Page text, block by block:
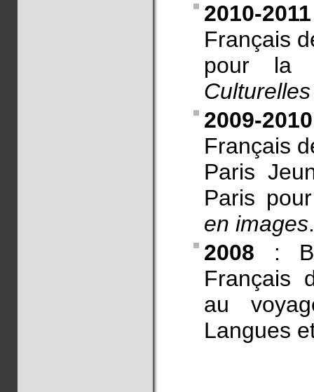
2010-2011
Français
pour la
Culturelles
2009-2010
Français
Paris
Paris
en images.
2008 :
Français
au
Langues